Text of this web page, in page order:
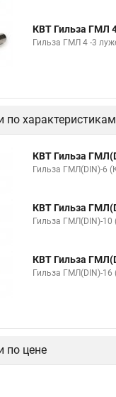
КВТ Гильза ГМЛ
Гильза ГМЛ 4 -3
по характеристикам
КВТ Гильза
Гильза ГМЛ(DIN)-6
КВТ Гильза
Гильза ГМЛ(DIN)-10
КВТ Гильза
Гильза ГМЛ(DIN)-16
по цене